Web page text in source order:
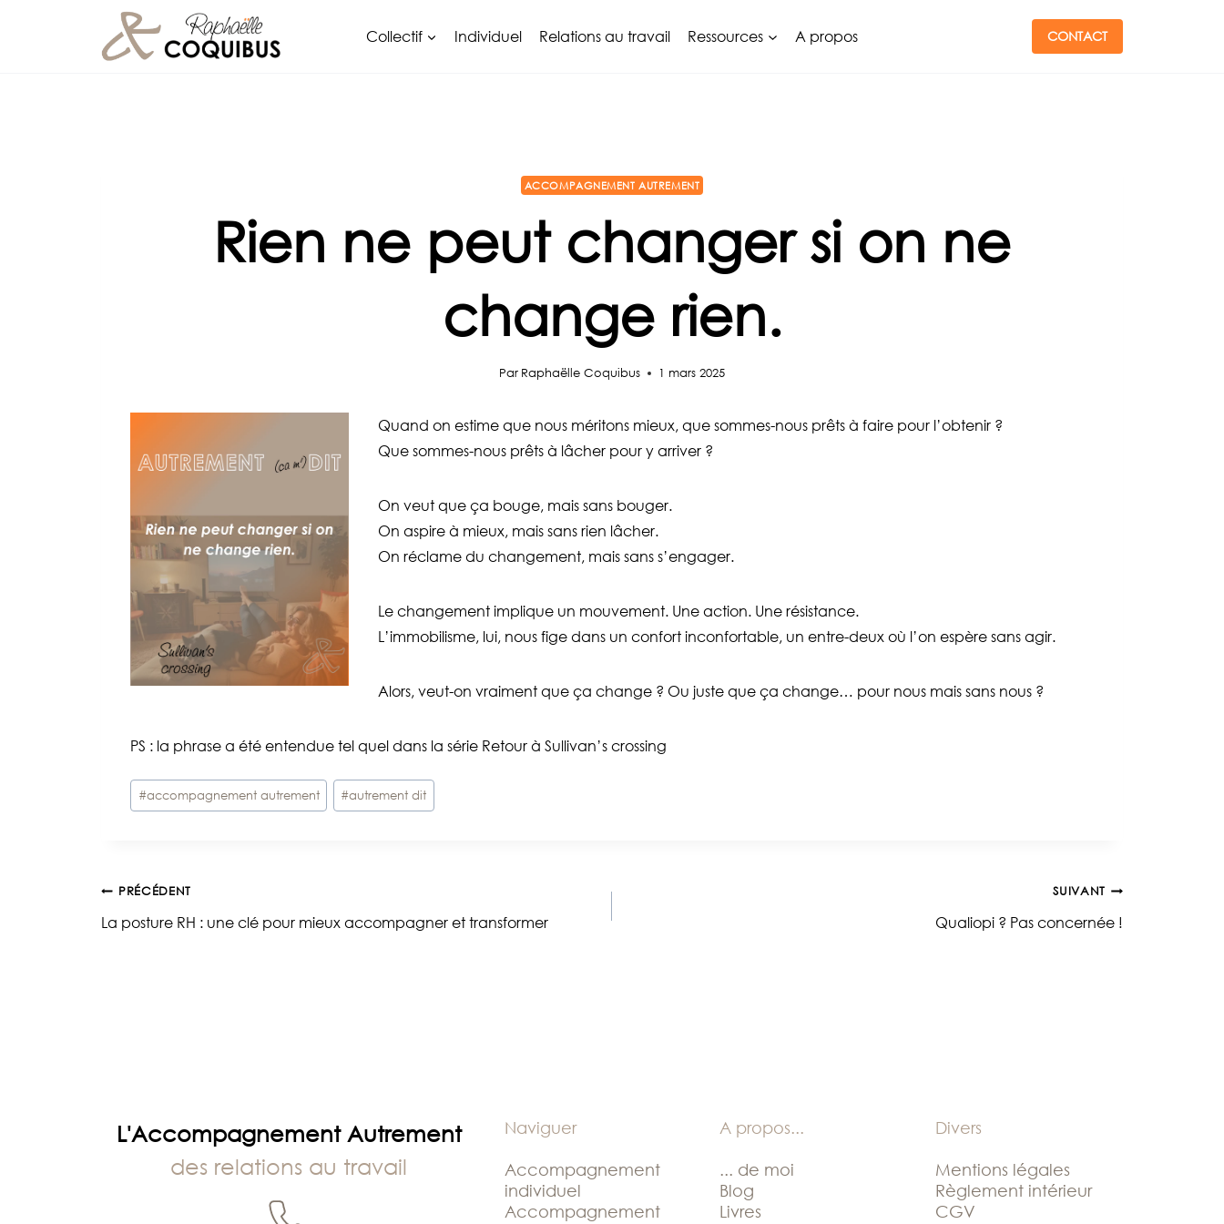
Collectif Individuel Relations au travail Ressources A propos CONTACT
ACCOMPAGNEMENT AUTREMENT
Rien ne peut changer si on ne
change rien.
Par Raphaëlle Coquibus 1 mars 2025
Quand on estime que nous méritons mieux, que sommes-nous prêts à faire pour l’obtenir ?
Que sommes-nous prêts à lâcher pour y arriver ?
On veut que ça bouge, mais sans bouger.
On aspire à mieux, mais sans rien lâcher.
On réclame du changement, mais sans s’engager.
Le changement implique un mouvement. Une action. Une résistance.
L’immobilisme, lui, nous fige dans un confort inconfortable, un entre-deux où l’on espère sans agir.
Alors, veut-on vraiment que ça change ? Ou juste que ça change… pour nous mais sans nous ?
PS : la phrase a été entendue tel quel dans la série Retour à Sullivan’s crossing
Étiquettes
de
#accompagnement autrement #autrement dit
Navigation
PRÉCÉDENT
La posture RH : une clé pour mieux accompagner et transformer
SUIVANT
Qualiopi ? Pas concernée !
L'Accompagnement Autrement
des relations au travail
Naviguer
Accompagnement
individuel
Accompagnement
A propos...
... de moi
Blog
Livres
Divers
Mentions légales
Règlement intérieur
CGV